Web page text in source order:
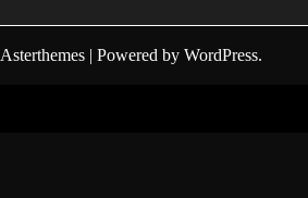
Asterthemes| Powered by WordPress.